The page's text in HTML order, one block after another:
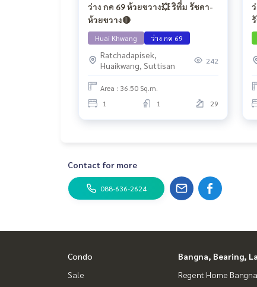
ว่าง กค 69 ห้วยขวาง💥 ริทึ่ม รัชดา-
ห้วยขวาง🔴
Huai Khwang ว่าง กค 69
Ratchadapisek,
Huaikwang, Suttisan
242
Area : 36.50 Sq.m.
1
1 29
Contact for more
088-636-2624
Condo
Sale
Bangna, Bearing,
Regent Home